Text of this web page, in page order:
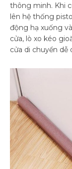
thông minh. Khi
lên hệ thống
động hạ xuống
cửa, lò xo kéo
cửa di chuyển dễ